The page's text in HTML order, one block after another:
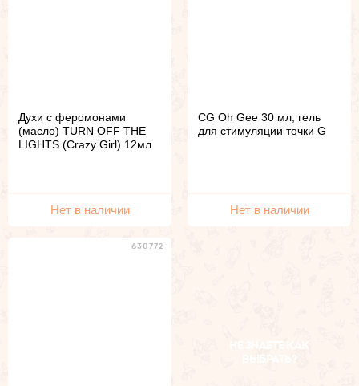
Духи с феромонами
(масло) TURN OFF THE
LIGHTS (Crazy Girl) 12мл
Нет в наличии
CG Oh Gee 30 мл, гель
для стимуляции точки G
Нет в наличии
630772
НЕ ЗНАЕТЕ КАК
ВЫБРАТЬ?